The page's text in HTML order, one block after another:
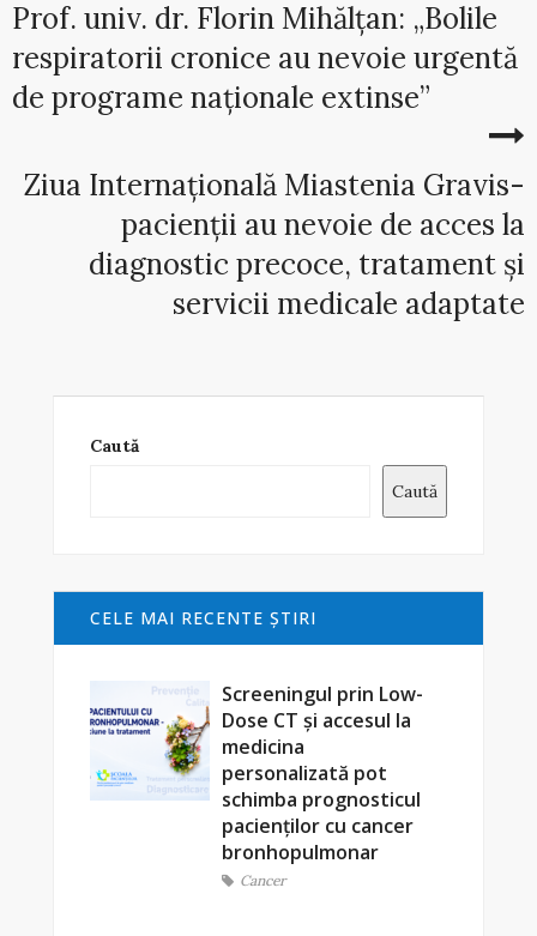
Prof. univ. dr. Florin Mihălțan: „Bolile
respiratorii cronice au nevoie urgentă
de programe naționale extinse”
Ziua Internațională Miastenia Gravis-
pacienții au nevoie de acces la
diagnostic precoce, tratament și
servicii medicale adaptate
Caută
Caută
CELE MAI RECENTE ŞTIRI
Screeningul prin Low-
Dose CT și accesul la
medicina
personalizată pot
schimba prognosticul
pacienților cu cancer
bronhopulmonar
Cancer